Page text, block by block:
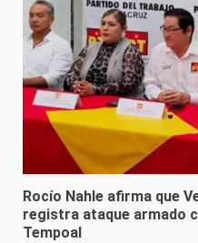
Rocío Nahle afirma que
registra ataque armado
Tempoal